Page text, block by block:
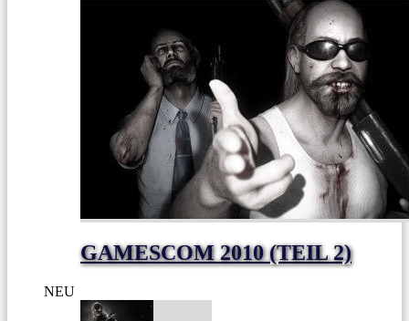
GAMESCOM 2010 (TEIL 2)
NEU